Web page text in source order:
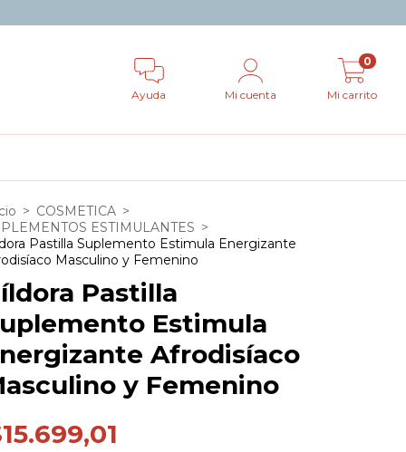
Ayuda Mi cuenta Mi carrito
0
> COSMETICA >
ESTIMULANTES >
Pastilla Suplemento Estimula Energizante
Masculino y Femenino
Pastilla
Estimula
Afrodisíaco
y Femenino